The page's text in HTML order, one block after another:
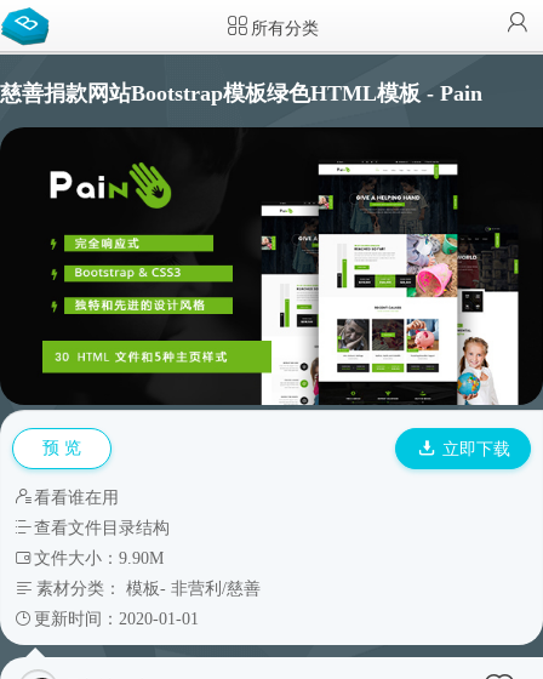
所有分类
慈善捐款网站Bootstrap模板绿色HTML模板 - Pain
预 览 立即下载
看看谁在用
查看文件目录结构
文件大小：9.90M
素材分类： 模板- 非营利/慈善
更新时间：2020-01-01